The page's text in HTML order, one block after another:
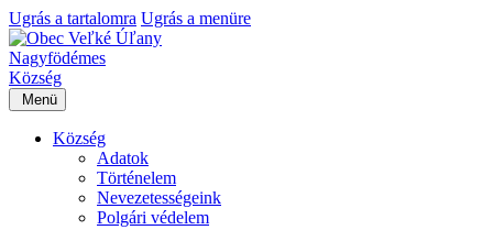
Ugrás a tartalomra Ugrás a menüre
Nagyfödémes
Község
Menü
Község
Adatok
Történelem
Nevezetességeink
Polgári védelem